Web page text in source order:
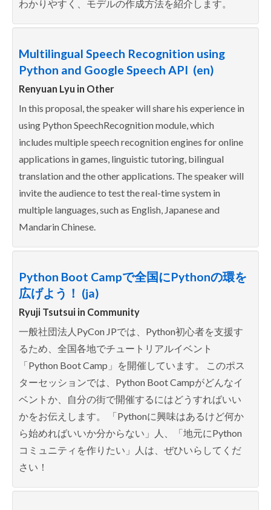
わかりやすく、モデルの作成方法を紹介します。
Multilingual Speech Recognition using
Python and Google Speech API (en)
Renyuan Lyu in Other
In this proposal, the speaker will share his experience in
using Python SpeechRecognition module, which
includes multiple speech recognition engines for online
applications in games, linguistic tutoring, bilingual
translation and the other applications. The speaker will
invite the audience to test the real-time system in
multiple languages, such as English, Japanese and
Mandarin Chinese.
Python Boot Campで全国にPythonの環を
広げよう！ (ja)
Ryuji Tsutsui in Community
一般社団法人PyCon JPでは、Python初心者を支援す
るため、全国各地でチュートリアルイベント
「Python Boot Camp」を開催しています。 このポス
ターセッションでは、Python Boot Campがどんなイ
ベントか、自分の街で開催するにはどうすればいい
かをお伝えします。 「Pythonに興味はあるけど何か
ら始めればいいか分からない」人、「地元にPython
コミュニティを作りたい」人は、ぜひいらしてくだ
さい！